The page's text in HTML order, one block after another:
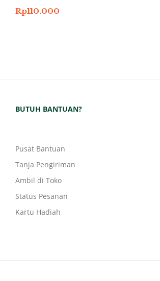
Rp110.000
BUTUH BANTUAN?
Pusat Bantuan
Tanja Pengiriman
Ambil di Toko
Status Pesanan
Kartu Hadiah